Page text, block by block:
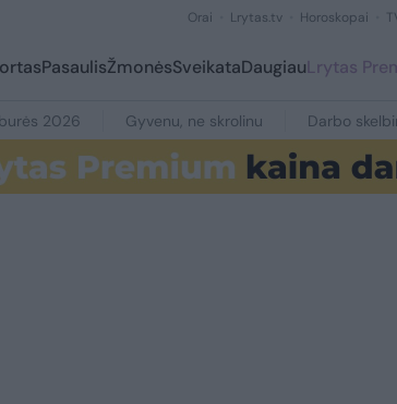
Orai Lrytas.tv Horoskopai
PasaulisŽmonėsSveikataDaugiauLrytas
2026 Gyvenu, ne skrolinu Darbo